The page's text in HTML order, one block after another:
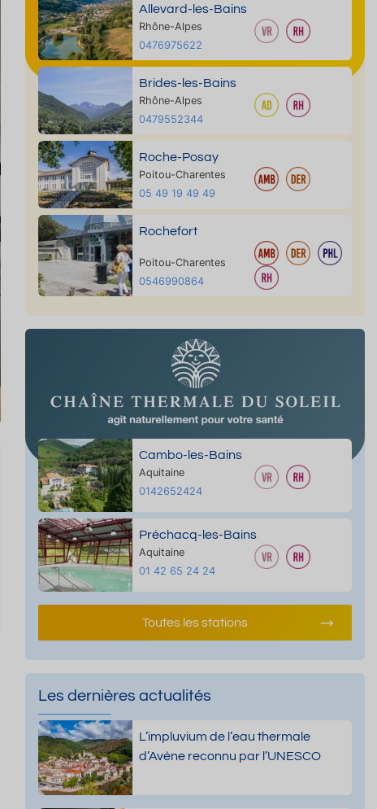
Allevard-les-Bains
Rhône-Alpes
0476975622
Brides-les-Bains
Rhône-Alpes
0479552344
Roche-Posay
Poitou-Charentes
05 49 19 49 49
Rochefort
Poitou-Charentes
0546990864
Cambo-les-Bains
Aquitaine
0142652424
Préchacq-les-Bains
Aquitaine
01 42 65 24 24
Toutes les stations
Les dernières actualités
L’impluvium de l’eau thermale
d’Avène reconnu par l’UNESCO